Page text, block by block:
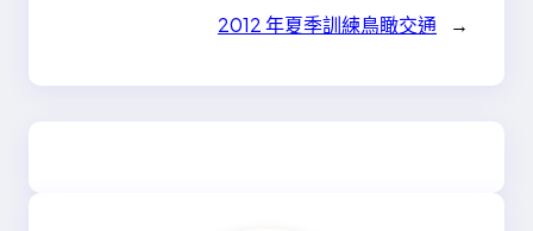
2012 年夏季訓練鳥瞰交通 →